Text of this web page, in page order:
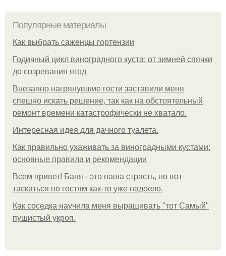
Популярные материалы
Как выбрать саженцы гортензии
Годичный цикл виноградного куста: от зимней спячки
до созревания ягод
Внезапно нагрянувшие гости заставили меня
спешно искать решение, так как на обстоятельный
ремонт времени катастрофически не хватало.
Интересная идея для дачного туалета.
Как правильно ухаживать за виноградными кустами:
основные правила и рекомендации
Всем привет! Баня - это наша страсть, но вот
таскаться по гостям как-то уже надоело.
Как соседка научила меня выращивать "тот Самый"
пушистый укроп.